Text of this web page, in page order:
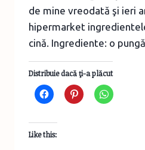
de mine vreodată şi ieri
hipermarket
cină. Ingrediente: o
Distribuie dacă ţi-a plăcut
Like this: